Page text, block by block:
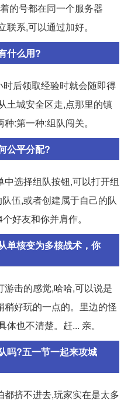
的号都在同一个服务器
系,可以通过加好。
什么用?
后领取经验时就会随即得
土城安全区走,点那里的镇
:第一种:组队闯关。
公平分配?
选择组队按钮,可以打开组
伍,或者创建属于自己的队
好友和你并肩作。
单核变为多核战术，你
击的感觉,哈哈,可以说是
好玩的一点的。里边的怪
也不清楚。赶... 亲。
吗?五一节一起来攻城
挤不进去,玩家实在是太多